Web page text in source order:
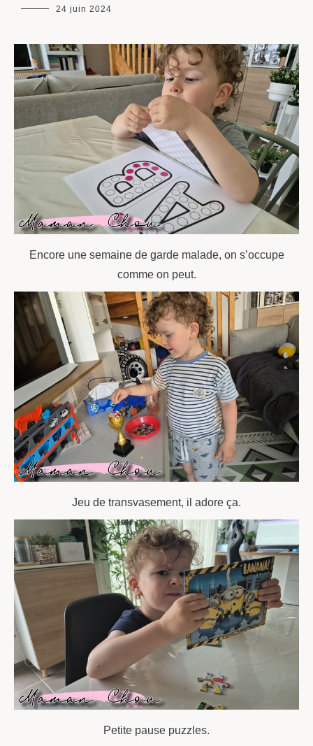
maman
24 juin 2024
Encore une semaine de garde malade, on s’occupe
comme on peut.
Jeu de transvasement, il adore ça.
Petite pause puzzles.